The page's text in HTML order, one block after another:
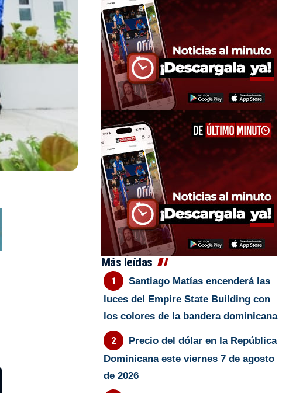
Más leídas
Santiago Matías encenderá las
luces del Empire State Building con
los colores de la bandera dominicana
Precio del dólar en la República
Dominicana este viernes 7 de agosto
de 2026